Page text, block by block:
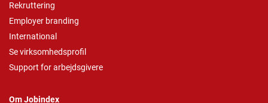
Rekruttering
Employer branding
International
Se virksomhedsprofil
Support for arbejdsgivere
Om Jobindex